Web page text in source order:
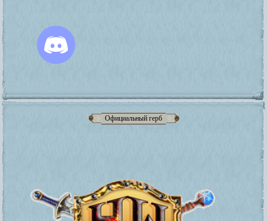
Официальный герб